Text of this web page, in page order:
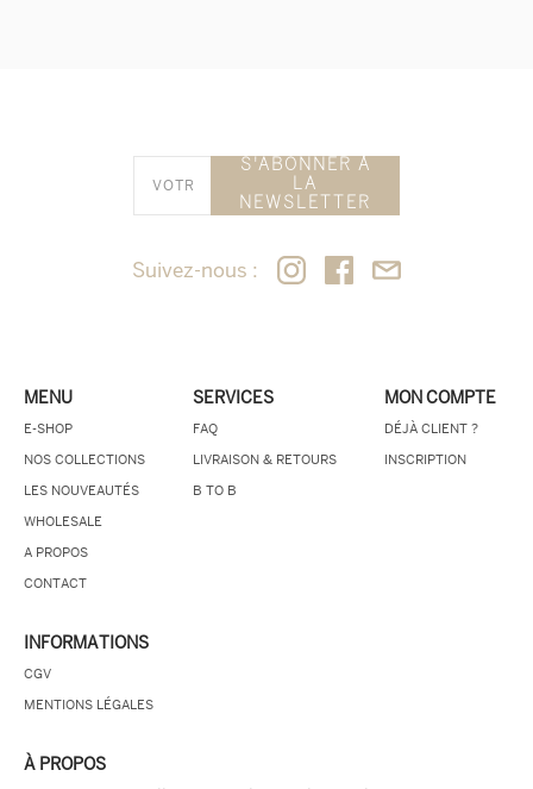
S'ABONNER À
LA
NEWSLETTER
Suivez-nous :
MENU
E-SHOP
NOS COLLECTIONS
LES NOUVEAUTÉS
WHOLESALE
A PROPOS
CONTACT
SERVICES
FAQ
LIVRAISON & RETOURS
B TO B
MON COMPTE
DÉJÀ CLIENT ?
INSCRIPTION
INFORMATIONS
CGV
MENTIONS LÉGALES
À PROPOS